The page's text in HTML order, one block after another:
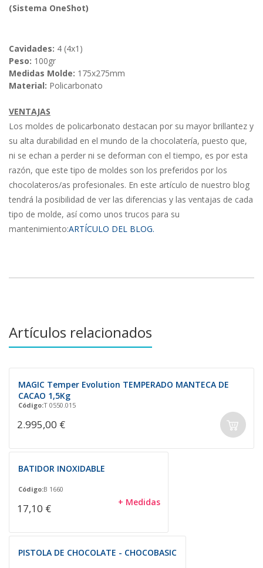
(Sistema OneShot)
Cavidades: 4 (4x1)
Peso: 100gr
Medidas Molde: 175x275mm
Material: Policarbonato
VENTAJAS
Los moldes de policarbonato destacan por su mayor brillantez y
su alta durabilidad en el mundo de la chocolatería, puesto que,
ni se echan a perder ni se deforman con el tiempo, es por esta
razón, que este tipo de moldes son los preferidos por los
chocolateros/as profesionales. En este artículo de nuestro blog
tendrá la posibilidad de ver las diferencias y las ventajas de cada
tipo de molde, así como unos trucos para su
mantenimiento:ARTÍCULO DEL BLOG.
Artículos relacionados
MAGIC Temper Evolution TEMPERADO MANTECA DE
CACAO 1,5Kg
Código:T 0550.015
2.995,00 €
BATIDOR INOXIDABLE
Código:B 1660
17,10 € + Medidas
PISTOLA DE CHOCOLATE - CHOCOBASIC